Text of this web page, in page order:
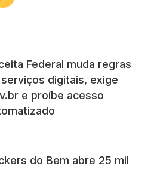
Federal muda regras
digitais, exige
e proíbe acesso
do Bem abre 25 mil